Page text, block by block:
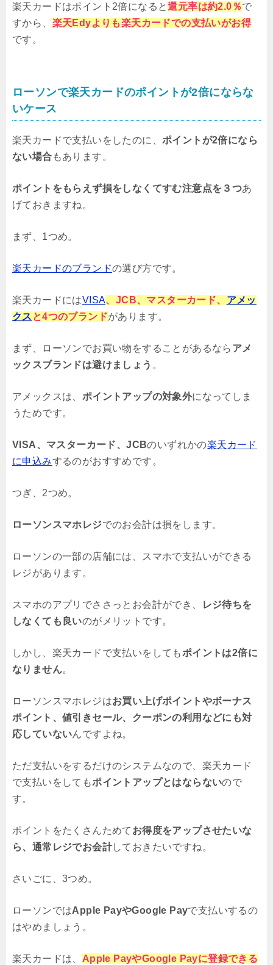
楽天カードはポイント2倍になると還元率は約2.0％で
すから、 楽天Edyよりも楽天カードでの支払いがお得
です。
ローソンで楽天カードのポイントが2倍にならな
いケース
楽天カードで支払いをしたのに、 ポイントが2倍になら
ない場合 もあります。
ポイントをもらえず損をしなくてすむ注意点を３つあ
げておきますね。
まず、1つめ。
楽天カードのブランドの選び方です。
楽天カードにはVISA、JCB、マスターカード、 アメッ
クス と4つのブランドがあります。
まず、ローソンでお買い物をすることがあるなら アメ
ックスブランドは避けましょう 。
アメックスは、 ポイントアップの対象外になってしま
うためです。
VISA、マスターカード、JCBのいずれかの楽天カード
に申込みするのがおすすめです。
つぎ、2つめ。
ローソンスマホレジでのお会計は損をします。
ローソンの一部の店舗には、スマホで支払いができる
レジがあります。
スマホのアプリでささっとお会計ができ、
レジ待ちを
しなくても良いのがメリットです。
しかし、楽天カードで支払いをしてもポイントは2倍に
なりません。
ローソンスマホレジはお買い上げポイントやボーナス
ポイント、値引きセール、クーポンの利用などにも対
応していないんですよね。
ただ支払いをするだけのシステムなので、楽天カード
で支払いをしてもポイントアップとはならないので
す。
ポイントをたくさんためて お得度をアップさせたいな
ら、通常レジでお会計しておきたいですね。
さいごに、3つめ。
ローソンではApple PayやGoogle Payで支払いするの
はやめましょう。
楽天カードは、 Apple PayやGoogle Payに登録できる